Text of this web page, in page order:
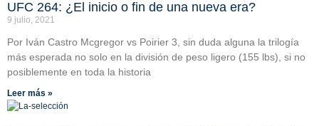
UFC 264: ¿El inicio o fin de una nueva era?
9 julio, 2021
Por Iván Castro Mcgregor vs Poirier 3, sin duda alguna la trilogía
más esperada no solo en la división de peso ligero (155 lbs), si no
posiblemente en toda la historia
Leer más »